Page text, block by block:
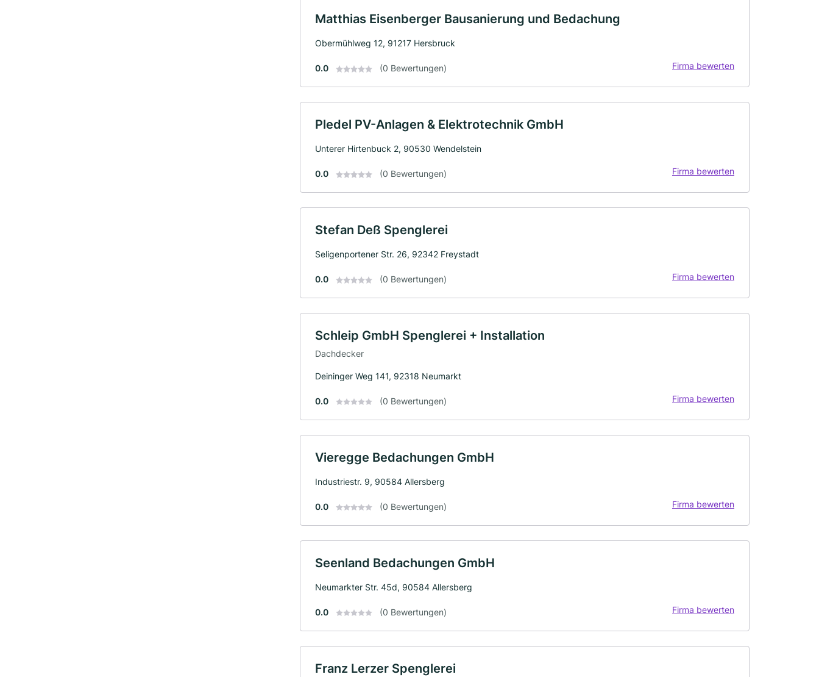
Matthias Eisenberger Bausanierung und Bedachung
Obermühlweg 12, 91217 Hersbruck
0.0 (0 Bewertungen) Firma bewerten
Pledel PV-Anlagen & Elektrotechnik GmbH
Unterer Hirtenbuck 2, 90530 Wendelstein
0.0 (0 Bewertungen) Firma bewerten
Stefan Deß Spenglerei
Seligenportener Str. 26, 92342 Freystadt
0.0 (0 Bewertungen) Firma bewerten
Schleip GmbH Spenglerei + Installation
Dachdecker
Deininger Weg 141, 92318 Neumarkt
0.0 (0 Bewertungen) Firma bewerten
Vieregge Bedachungen GmbH
Industriestr. 9, 90584 Allersberg
0.0 (0 Bewertungen) Firma bewerten
Seenland Bedachungen GmbH
Neumarkter Str. 45d, 90584 Allersberg
0.0 (0 Bewertungen) Firma bewerten
Franz Lerzer Spenglerei